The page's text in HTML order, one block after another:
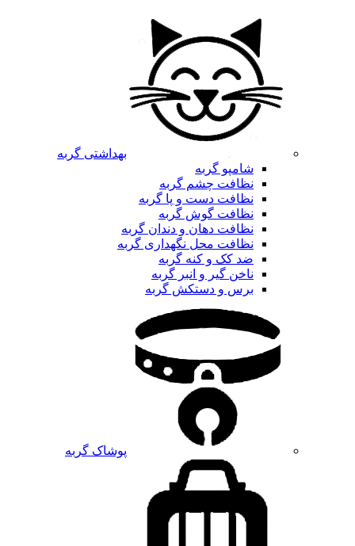
بهداشتی گربه
شامپو گربه
نظافت چشم گربه
نظافت دست و پا گربه
نظافت گوش گربه
نظافت دهان و دندان گربه
نظافت محل نگهداری گربه
ضد کک و کنه گربه
ناخن گیر و انبر گربه
برس و دستکش گربه
پوشاک گربه